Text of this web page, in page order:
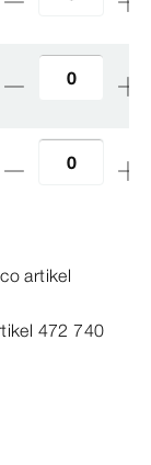
artikel
472 740